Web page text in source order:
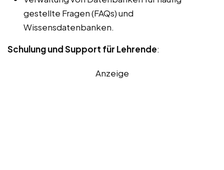
gestellte Fragen (FAQs) und
Wissensdatenbanken.
Schulung und Support für Lehrende:
Anzeige